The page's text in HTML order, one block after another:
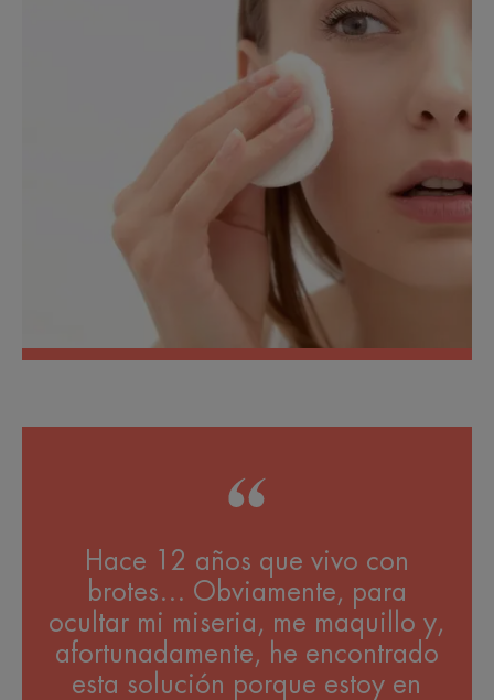
Hace 12 años que vivo con
brotes… Obviamente, para
ocultar mi miseria, me maquillo y,
afortunadamente, he encontrado
esta solución porque estoy en